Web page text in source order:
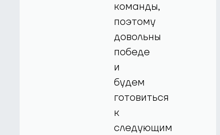
команды,
поэтому
довольны
победе
и
будем
готовиться
к
следующим